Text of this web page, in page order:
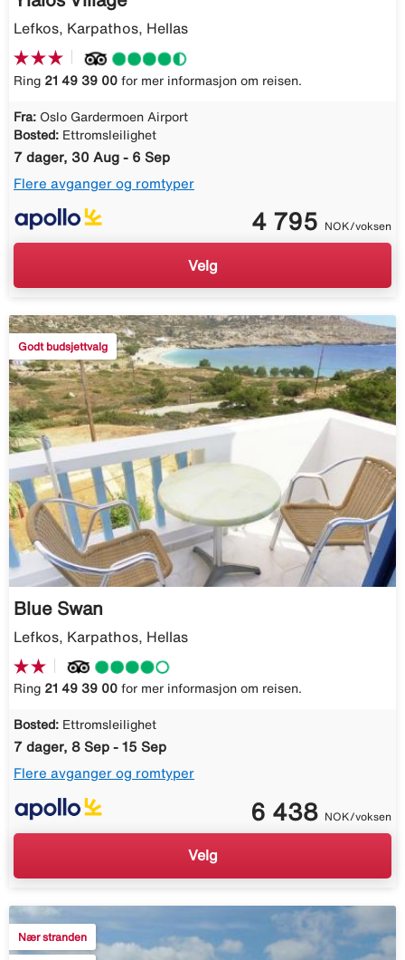
Lefkos, Karpathos, Hellas
Ring 21 49 39 00 for mer informasjon om reisen.
Fra: Oslo Gardermoen Airport
Bosted: Ettromsleilighet
7 dager, 30 Aug - 6 Sep
Flere avganger og romtyper
4 795 NOK/voksen
Velg
Godt budsjettvalg
Blue Swan
Lefkos, Karpathos, Hellas
Ring 21 49 39 00 for mer informasjon om reisen.
Bosted: Ettromsleilighet
7 dager, 8 Sep - 15 Sep
Flere avganger og romtyper
6 438 NOK/voksen
Velg
Nær stranden